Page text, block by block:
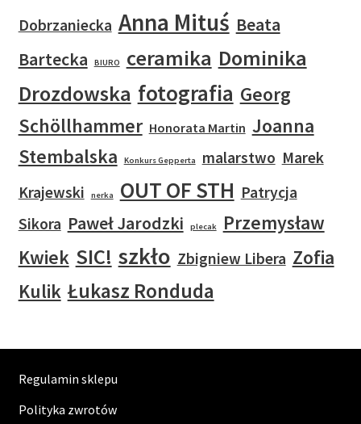
Dobrzaniecka Anna Mituś Beata
Bartecka
BIURO ceramika Dominika
Drozdowska fotografia Georg
Schöllhammer Honorata Martin Joanna
Stembalska
Konkurs Gepperta malarstwo Marek
Krajewski
nerka OUT OF STH Patrycja
Sikora Paweł Jarodzki plecak
Przemysław
Kwiek SIC! szkło Zbigniew Libera Zofia
Kulik Łukasz Ronduda
Regulamin sklepu
Polityka zwrotów